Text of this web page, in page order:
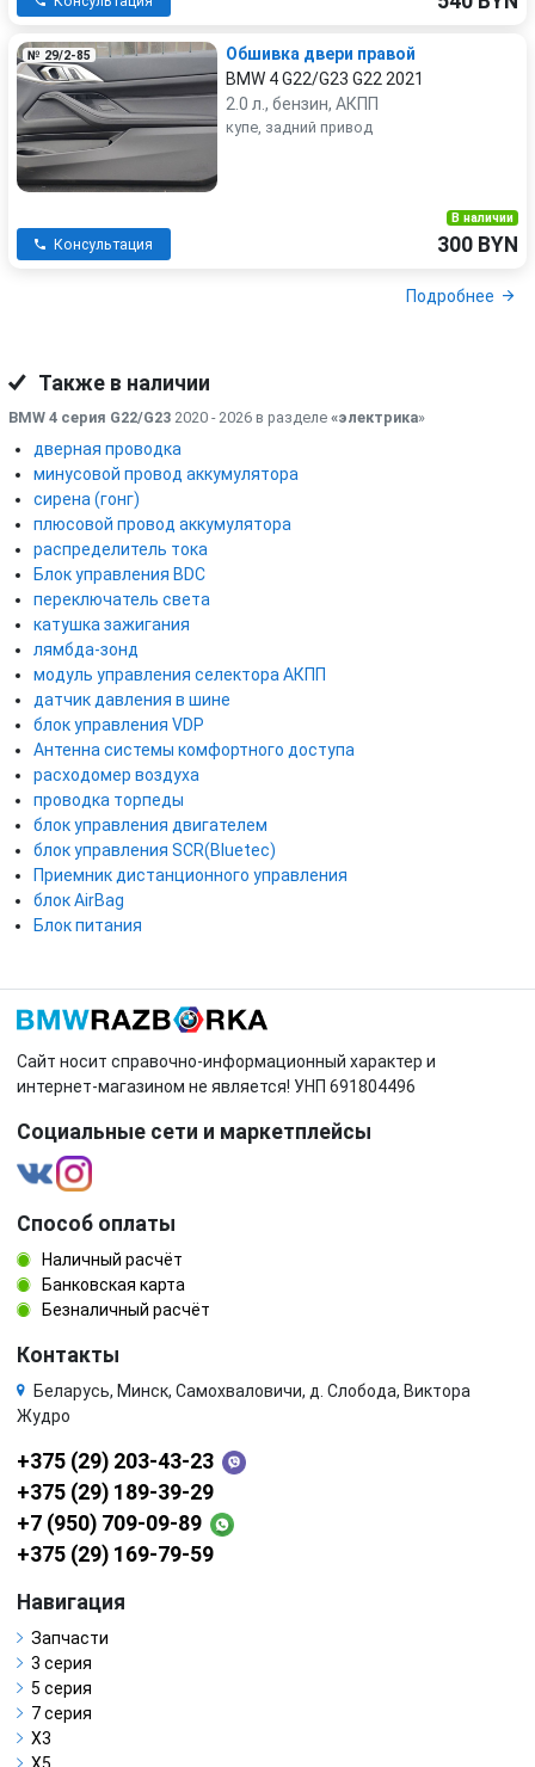
№ 29/2-85
Обшивка двери правой
BMW 4 G22/G23 G22 2021
2.0 л., бензин, АКПП
купе, задний привод
Консультация
В наличии
300 BYN
Подробнее
Также в наличии
BMW 4 серия G22/G23 2020 - 2026 в разделе «электрика»
дверная проводка
минусовой провод аккумулятора
сирена (гонг)
плюсовой провод аккумулятора
распределитель тока
Блок управления BDC
переключатель света
катушка зажигания
лямбда-зонд
модуль управления селектора АКПП
датчик давления в шине
блок управления VDP
Антенна системы комфортного доступа
расходомер воздуха
проводка торпеды
блок управления двигателем
блок управления SCR(Bluetec)
Приемник дистанционного управления
блок AirBag
Блок питания
Сайт носит справочно-информационный характер и
интернет-магазином не является! УНП 691804496
Социальные сети и маркетплейсы
Способ оплаты
Наличный расчёт
Банковская карта
Безналичный расчёт
Контакты
Беларусь, Минск, Самохваловичи, д. Слобода, Виктора
Жудро
+375 (29) 203-43-23
+375 (29) 189-39-29
+7 (950) 709-09-89
+375 (29) 169-79-59
Навигация
Запчасти
3 серия
5 серия
7 серия
X3